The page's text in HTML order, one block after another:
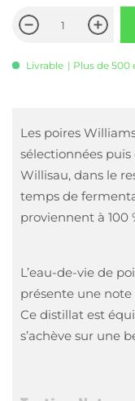
Livrable | Plus de 500
Les poires
sélectionnées
Willisau, dans le
temps de
proviennent à 100
L’eau-de-vie de
présente une
Ce distillat est
s’achève sur une